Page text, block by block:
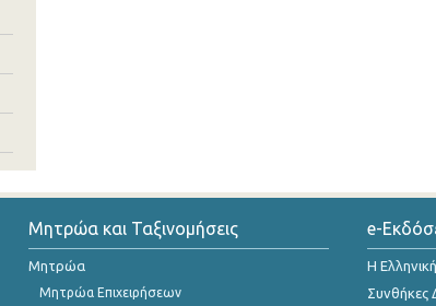
Μητρώα και Ταξινομήσεις
Μητρώα
Μητρώα Επιχειρήσεων
e-
Η
Συνθήκες